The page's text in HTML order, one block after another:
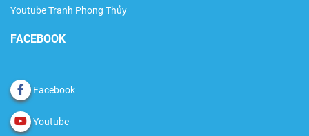
Youtube Tranh Phong Thủy
FACEBOOK
Facebook
Youtube